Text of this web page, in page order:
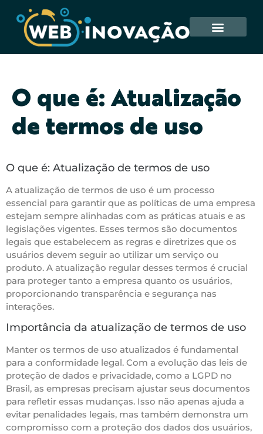
O que é: Atualização
de termos de uso
O que é: Atualização de termos de uso
A atualização de termos de uso é um processo
essencial para garantir que as políticas de uma empresa
estejam sempre alinhadas com as práticas atuais e as
legislações vigentes. Esses termos são documentos
legais que estabelecem as regras e diretrizes que os
usuários devem seguir ao utilizar um serviço ou
produto. A atualização regular desses termos é crucial
para proteger tanto a empresa quanto os usuários,
proporcionando transparência e segurança nas
interações.
Importância da atualização de termos de uso
Manter os termos de uso atualizados é fundamental
para a conformidade legal. Com a evolução das leis de
proteção de dados e privacidade, como a LGPD no
Brasil, as empresas precisam ajustar seus documentos
para refletir essas mudanças. Isso não apenas ajuda a
evitar penalidades legais, mas também demonstra um
compromisso com a proteção dos dados dos usuários,